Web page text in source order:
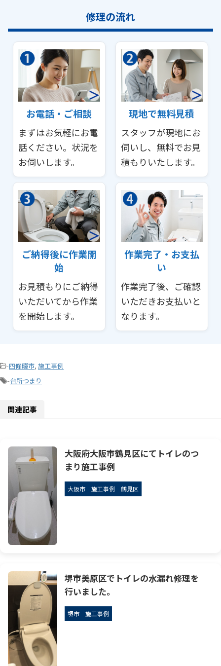
修理の流れ
お電話・ご相談
まずはお気軽にお電
話ください。状況を
お伺いします。
現地で無料見積
スタッフが現地にお
伺いし、無料でお見
積もりいたします。
ご納得後に作業開
始
お見積もりにご納得
いただいてから作業
を開始します。
作業完了・お支払
い
作業完了後、ご確認
いただきお支払いと
なります。
-四條畷市, 施工事例
-台所つまり
関連記事
大阪府大阪市鶴見区にてトイレのつ
まり施工事例
大阪市 施工事例 鶴見区
堺市美原区でトイレの水漏れ修理を
行いました。
堺市 施工事例